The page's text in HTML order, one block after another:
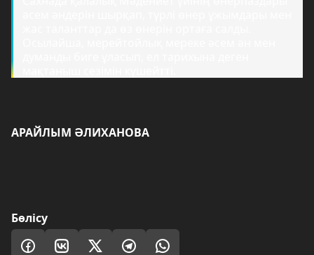
АРАЙЛЫМ ӘЛИХАНОВА
Бөлісу